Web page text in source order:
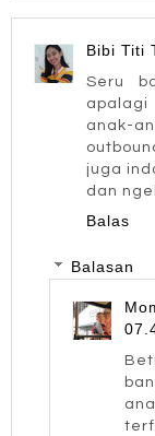
Bibi Titi
Seru
apalagi
anak-
juga
dan
Balas
Balasan